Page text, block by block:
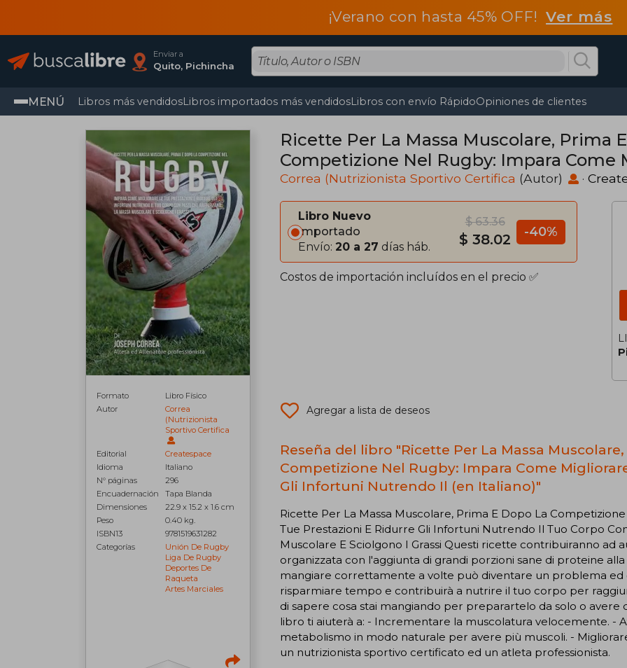
¡Verano con hasta 45% OFF!Ver más
Enviar a
Quito, Pichincha
MENÚ Libros más vendidosLibros importados más vendidosLibros con envío RápidoOpiniones de clientes
Formato
Libro Físico
Autor
Correa
(Nutrizionista
Sportivo Certifica
Editorial
Createspace
Idioma
Italiano
N° páginas
296
Encuadernación
Tapa Blanda
Dimensiones
22.9 x 15.2 x 1.6 cm
Peso
0.40 kg.
ISBN13
9781519631282
Categorías
Unión De Rugby
Liga De Rugby
Deportes De
Raqueta
Artes Marciales
Ricette Per La Massa Muscolare, Prima
Competizione Nel Rugby: Impara Come
Prestazioni E Ridurre Gli Infortuni
Correa (Nutrizionista Sportivo Certifica (Autor) ·
Libro Nuevo
Importado
Envío: 20 a 27 días háb.
$ 63.36
$ 38.02 -40%
Costos de importación incluídos en el precio ✅
Agregar a lista de deseos
Reseña del libro "Ricette Per La Massa
Competizione Nel Rugby: Impara Come
Gli Infortuni Nutrendo Il (en Italiano)"
Ricette Per La Massa Muscolare, Prima E Dopo La
Tue Prestazioni E Ridurre Gli Infortuni Nutrendo Il Tuo Corpo
Muscolare E Sciolgono I Grassi Questi ricette contribuiranno ad
organizzata con l'aggiunta di grandi porzioni sane di proteine
mangiare correttamente a volte può diventare un problema ed
risparmiare tempo e contribuirà a nutrire il tuo corpo per
di sapere cosa stai mangiando per preparartelo da solo o
libro ti aiuterà a: - Incrementare la muscolatura velocemente. -
metabolismo in modo naturale per avere più muscoli. -
un nutrizionista sportivo certificato ed un atleta professionista.